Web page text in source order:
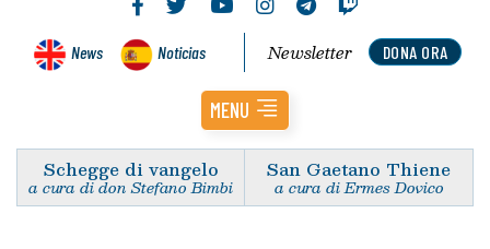
News Noticias DONA ORA
Newsletter
MENU
Schegge di vangelo
a cura di don Stefano Bimbi
San Gaetano Thiene
a cura di Ermes Dovico